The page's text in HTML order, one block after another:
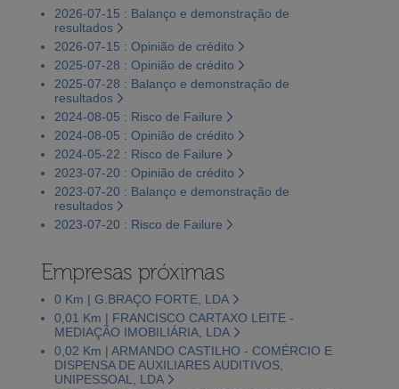
2026-07-15 : Balanço e demonstração de
resultados
2026-07-15 : Opinião de crédito
2025-07-28 : Opinião de crédito
2025-07-28 : Balanço e demonstração de
resultados
2024-08-05 : Risco de Failure
2024-08-05 : Opinião de crédito
2024-05-22 : Risco de Failure
2023-07-20 : Opinião de crédito
2023-07-20 : Balanço e demonstração de
resultados
2023-07-20 : Risco de Failure
Empresas próximas
0 Km | G.BRAÇO FORTE, LDA
0,01 Km | FRANCISCO CARTAXO LEITE -
MEDIAÇÃO IMOBILIÁRIA, LDA
0,02 Km | ARMANDO CASTILHO - COMÉRCIO E
DISPENSA DE AUXILIARES AUDITIVOS,
UNIPESSOAL, LDA